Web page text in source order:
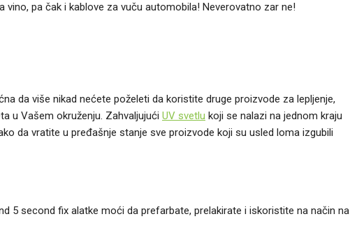
pa čak i kablove za vuču automobila! Neverovatno zar ne!
da više nikad nećete poželeti da koristite druge proizvode za lepljenje,
u Vašem okruženju. Zahvaljujući UV svetlu koji se nalazi na jednom kraju
da vratite u pređašnje stanje sve proizvode koji su usled loma izgubili
5 second fix alatke moći da prefarbate, prelakirate i iskoristite na način na